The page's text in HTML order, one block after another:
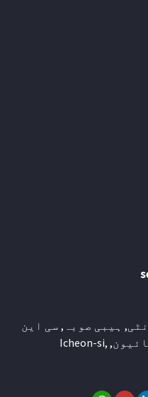
ہیبی صوبہ, سی این
143, ہوانگمو-رو, سندون مائیون, Icheon-si,